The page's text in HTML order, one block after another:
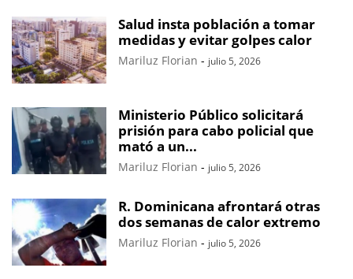
Salud insta población a tomar
medidas y evitar golpes calor
Mariluz Florian - julio 5, 2026
Ministerio Público solicitará
prisión para cabo policial que
mató a un...
Mariluz Florian - julio 5, 2026
R. Dominicana afrontará otras
dos semanas de calor extremo
Mariluz Florian - julio 5, 2026